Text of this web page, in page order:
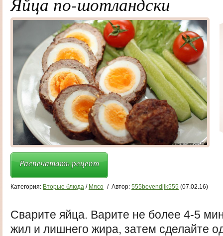
Распечатать рецепт
Категория: Вторые блюда / Мясо / Автор: 555bevendjik555 (07.02.16)
Сварите яйца. Варите не более 4-5
жил и лишнего жира, затем сделайте